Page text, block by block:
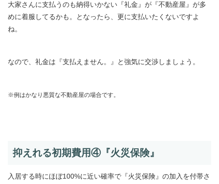
大家さんに支払うのも納得いかない『礼金』が『不動産屋』が多
めに着服してるかも。となったら、更に支払いたくないですよ
ね。
なので、礼金は『支払えません。』と強気に交渉しましょう。
※例はかなり悪質な不動産屋の場合です。
抑えれる初期費用④『火災保険』
入居する時にほぼ100%に近い確率で『火災保険』の加入を付帯さ